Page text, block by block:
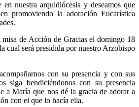
en nuestra arquidiócesis y deseamos que
promoviendo la adoración Eucarística
misa de Acción de Gracias el domingo 18
cual será presidida por nuestro Arzobispo
con su presencia y con sus
siga bendiciéndonos con su presencia
a María que nos dé la gracia de adorar a
con el que lo hacía ella.